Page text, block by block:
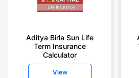
+On the basis of your profile
years of age, rounded off to nearest 10
+Rs. 410/month (Rs.14/day) is starting price
insurance for an 18 year-old male, non-
diseases, cover upto 30 years of age rounded
Aditya Birla Sun Life
Term Insurance
Calculator
View